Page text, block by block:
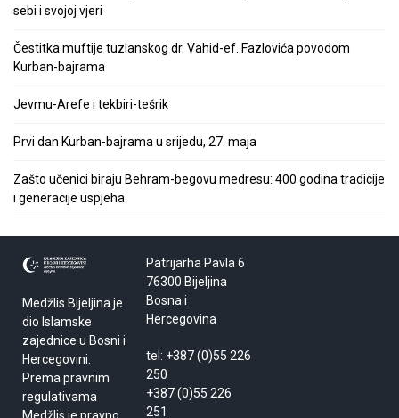
sebi i svojoj vjeri
Čestitka muftije tuzlanskog dr. Vahid-ef. Fazlovića povodom
Kurban-bajrama
Jevmu-Arefe i tekbiri-tešrik
Prvi dan Kurban-bajrama u srijedu, 27. maja
Zašto učenici biraju Behram-begovu medresu: 400 godina tradicije
i generacije uspjeha
Medžlis Bijeljina je
dio Islamske
zajednice u Bosni i
Hercegovini.
Prema pravnim
regulativama
Patrijarha Pavla 6
76300 Bijeljina
Bosna i
Hercegovina
tel: +387 (0)55 226
250
+387 (0)55 226
251